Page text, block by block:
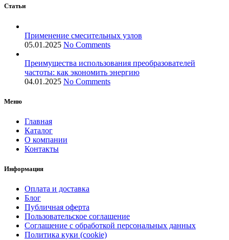
Статьи
Применение смесительных узлов
05.01.2025 No Comments
Преимущества использования преобразователей
частоты: как экономить энергию
04.01.2025 No Comments
Меню
Главная
Каталог
О компании
Контакты
Информация
Оплата и доставка
Блог
Публичная оферта
Пользовательское соглашение
Соглашение с обработкой персональных данных
Политика куки (cookie)